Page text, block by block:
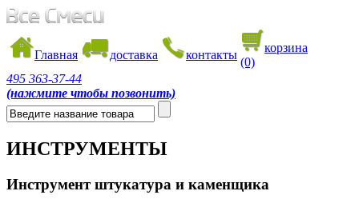
Главная доставка контакты
корзина
(0)
495 363-37-44
(нажмите чтобы позвонить)
ИНСТРУМЕНТЫ
Инструмент штукатура и каменщика